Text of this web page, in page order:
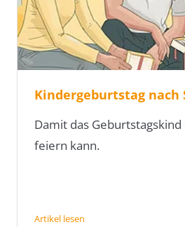
Kindergeburtstag nach
Damit das
feiern kann.
Artikel lesen